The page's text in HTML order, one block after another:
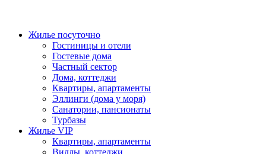
Жилье посуточно
Гостиницы и отели
Гостевые дома
Частный сектор
Дома, коттеджи
Квартиры, апартаменты
Эллинги (дома у моря)
Санатории, пансионаты
Турбазы
Жилье VIP
Квартиры, апартаменты
Виллы, коттеджи